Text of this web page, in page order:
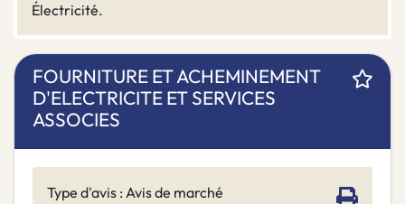
Électricité.
FOURNITURE ET ACHEMINEMENT
D'ELECTRICITE ET SERVICES
ASSOCIES
Type d'avis : Avis de marché